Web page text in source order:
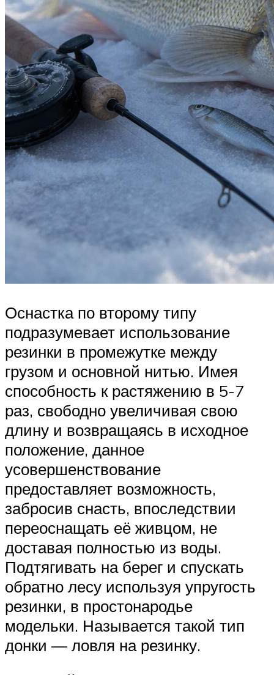
Оснастка по второму типу
подразумевает использование
резинки в промежутке между
грузом и основной нитью. Имея
способность к растяжению в 5-7
раз, свободно увеличивая свою
длину и возвращаясь в исходное
положение, данное
усовершенствование
предоставляет возможность,
забросив снасть, впоследствии
переоснащать её живцом, не
доставая полностью из воды.
Подтягивать на берег и спускать
обратно лесу используя упругость
резинки, в простонародье
модельки. Называется такой тип
донки — ловля на резинку.